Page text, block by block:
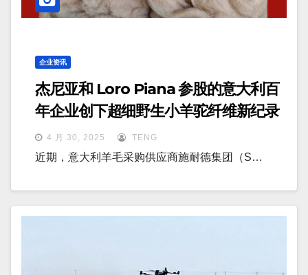
企业资讯
杰尼亚和 Loro Piana 参股的意大利百
年企业创下超细野生小羊驼纤维新纪录
4 月 30, 2025 TENG
近期，意大利羊毛采购供应商施耐德集团（S…